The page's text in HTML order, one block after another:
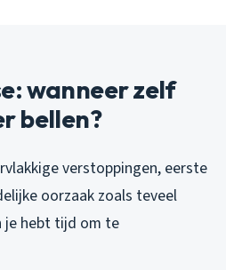
wanneer zelf
bellen?
verstoppingen, eerste
oorzaak zoals teveel
je hebt tijd om te